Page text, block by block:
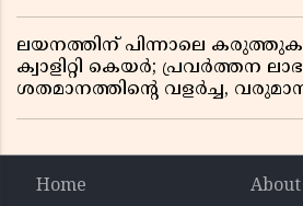
ലയനത്തിന് പിന്നാലെ
ക്വാളിറ്റി കെയർ; പ്രവർത്തന
ശതമാനത്തിൻ്റെ വളർച്ച,
Home
About